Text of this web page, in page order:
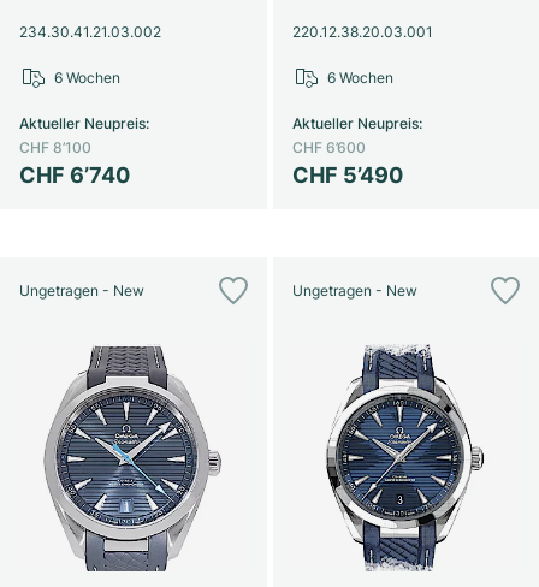
234.30.41.21.03.002
CHF 6’740
Aktueller Neupreis:
CHF 8’100
6 Wochen
220.12.38.20.03.001
CHF 5’490
Aktueller Neupreis:
CHF 6’600
6 Wochen
Ungetragen - New Ungetragen - New